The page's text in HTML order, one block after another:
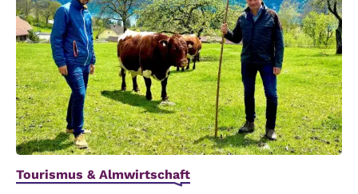
Tourismus & Almwirtschaft